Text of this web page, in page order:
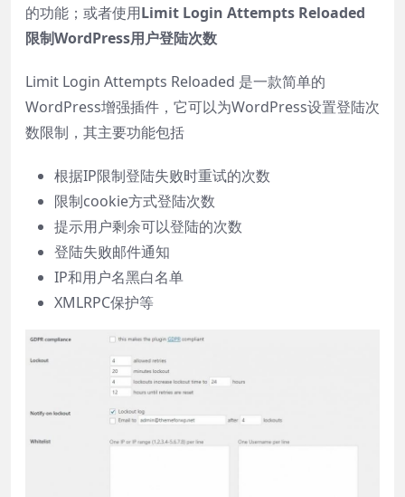
的功能；或者使用Limit Login Attempts Reloaded
限制WordPress用户登陆次数
Limit Login Attempts Reloaded 是一款简单的
WordPress增强插件，它可以为WordPress设置登陆次
数限制，其主要功能包括
根据IP限制登陆失败时重试的次数
限制cookie方式登陆次数
提示用户剩余可以登陆的次数
登陆失败邮件通知
IP和用户名黑白名单
XMLRPC保护等